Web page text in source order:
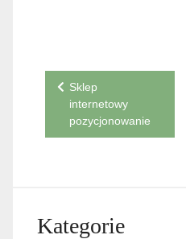
Nawigacja
wpisu
Sklep
internetowy
pozycjonowanie
Kategorie